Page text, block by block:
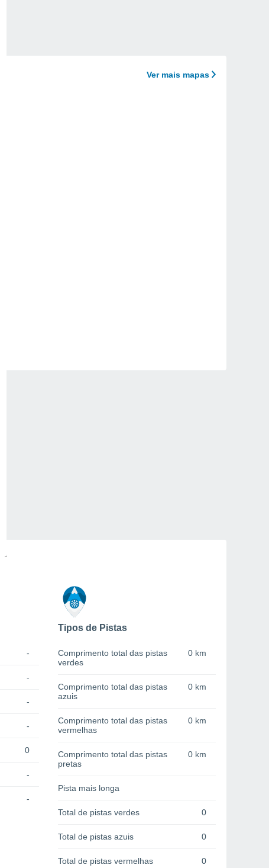
Ver mais mapas
-
-
-
-
0
-
-
Tipos de Pistas
Comprimento total das pistas
verdes
0 km
Comprimento total das pistas
azuis
0 km
Comprimento total das pistas
vermelhas
0 km
Comprimento total das pistas
pretas
0 km
Pista mais longa
Total de pistas verdes 0
Total de pistas azuis 0
Total de pistas vermelhas 0